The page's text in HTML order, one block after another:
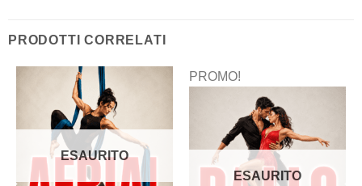
PRODOTTI CORRELATI
ESAURITO
PROMO!
ESAURITO